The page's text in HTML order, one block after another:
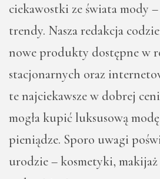
ciekawostki ze świata mody
trendy. Nasza redakcja
nowe produkty dostępne w
stacjonarnych oraz
te najciekawsze w dobrej
mogła kupić luksusową
pieniądze. Sporo uwagi
urodzie – kosmetyki,